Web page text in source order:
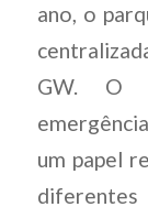
ano, o
GW. O
um papel